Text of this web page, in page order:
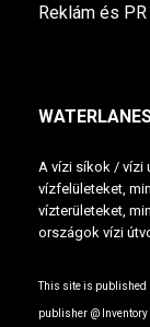
Reklám és
A vízi síkok / vízi
vízfelületeket,
vízterületeket,
országok vízi
This site is published
publisher @ Inventory